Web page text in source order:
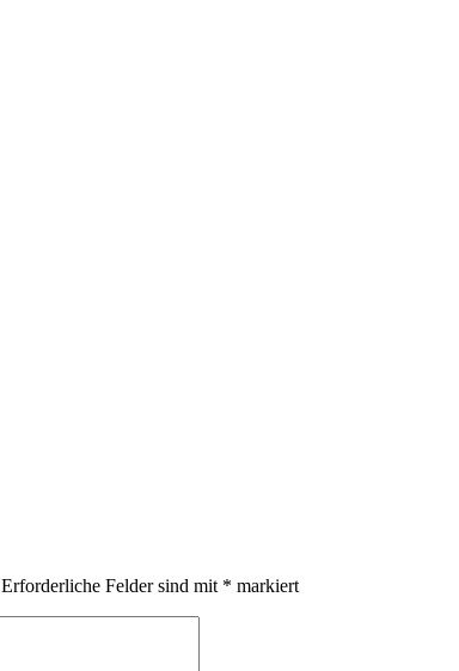
Erforderliche Felder sind mit * markiert